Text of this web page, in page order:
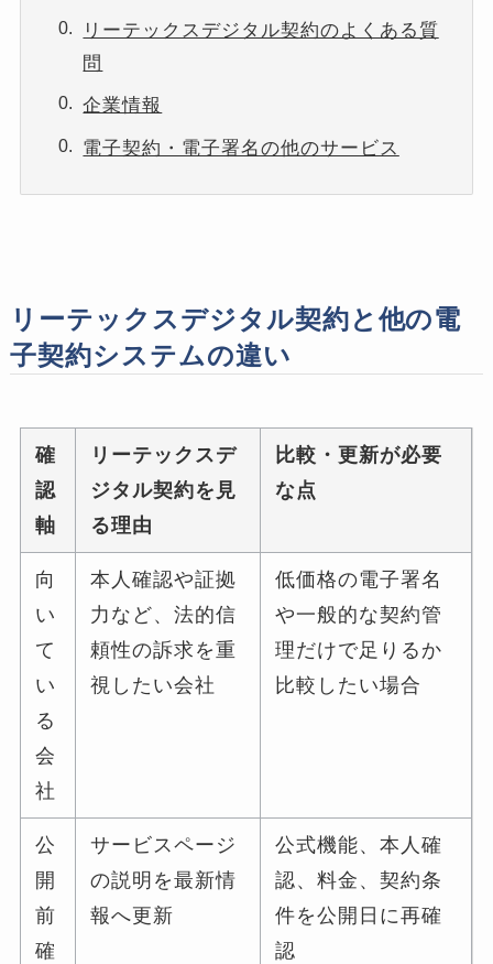
リーテックスデジタル契約のよくある質
問
企業情報
電子契約・電子署名の他のサービス
リーテックスデジタル契約と他の電
子契約システムの違い
確
認
軸
リーテックスデ
ジタル契約を見
る理由
比較・更新が必要
な点
向
い
て
い
る
会
社
本人確認や証拠
力など、法的信
頼性の訴求を重
視したい会社
低価格の電子署名
や一般的な契約管
理だけで足りるか
比較したい場合
公
開
前
確
サービスページ
の説明を最新情
報へ更新
公式機能、本人確
認、料金、契約条
件を公開日に再確
認